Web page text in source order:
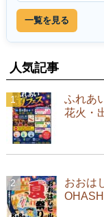
一覧を見る
人気記事
ふれあ
花火・
おおは